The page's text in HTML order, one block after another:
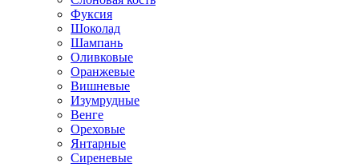
Фуксия
Шоколад
Шампань
Оливковые
Оранжевые
Вишневые
Изумрудные
Венге
Ореховые
Янтарные
Сиреневые